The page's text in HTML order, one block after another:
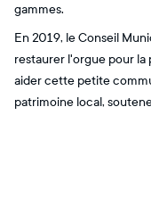
gammes.
En 2019, le Conseil
restaurer l'orgue pour la
aider cette petite
patrimoine local,